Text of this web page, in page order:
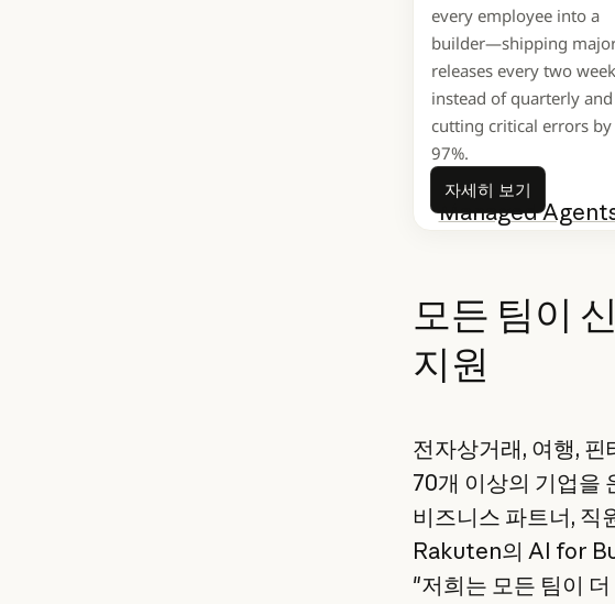
every employee into a
builder—shipping
releases every two
instead of quarterly and
cutting critical errors by
97%.
자세히 보기
자세히 보기
Claude Code 도입
복잡한 오픈 소스
실행 지속 달성
신규 기능 출시
복잡한 코드 수정
1주 이내에 제품,
Managed
모든 팀이
지원
전자상거래, 여행,
70개 이상의 기업을
비즈니스 파트너, 직
Rakuten의 AI for
"저희는 모든 팀이